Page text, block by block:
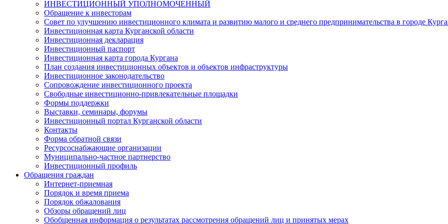
ИНВЕСТИЦИОННЫЙ УПОЛНОМОЧЕННЫЙ
Обращение к инвесторам
Совет по улучшению инвестиционного климата и развитию малого и среднего предпринимательства в городе
Инвестиционная карта Курганской области
Инвестиционная декларация
Инвестиционный паспорт
Инвестиционная карта города Кургана
План создания инвестиционных объектов и объектов инфраструктуры
Инвестиционное законодательство
Сопровождение инвестиционного проекта
Свободные инвестиционно-привлекательные площадки
Формы поддержки
Выставки, семинары, форумы
Инвестиционный портал Курганской области
Контакты
Форма обратной связи
Ресурсоснабжающие организации
Муниципально-частное партнерство
Инвестиционный профиль
Обращения граждан
Интернет-приемная
Порядок и время приема
Порядок обжалования
Обзоры обращений лиц
Обобщенная информация о результатах рассмотрения обращений лиц и принятых мерах